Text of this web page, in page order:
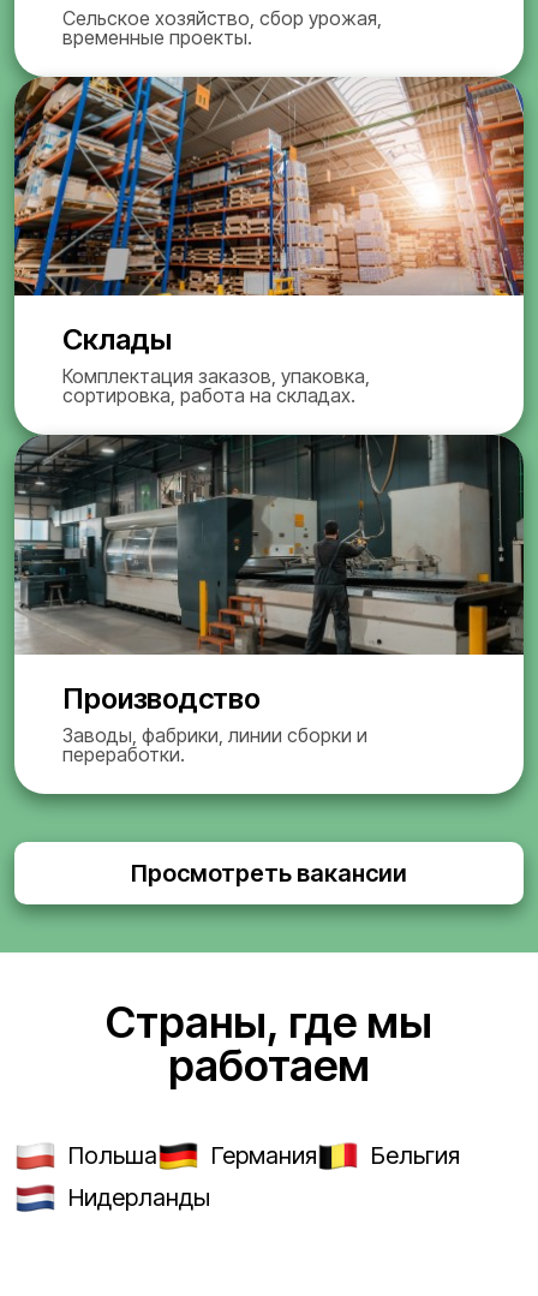
Сельское хозяйство, сбор урожая,
временные проекты.
Склады
Комплектация заказов, упаковка,
сортировка, работа на складах.
Производство
Заводы, фабрики, линии сборки и
переработки.
Просмотреть вакансии
Страны, где мы
работаем
Польша Германия
Бельгия
Нидерланды